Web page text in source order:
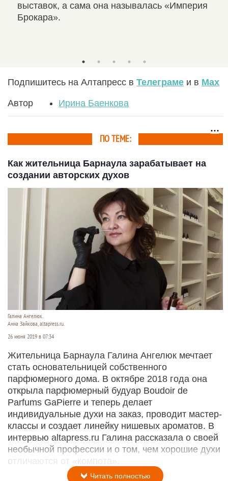
выставок, а сама она называлась «Империя
Брокара».
Подпишитесь на Алтапресс в Телеграме и в Max
Автор Ирина Баенкова
ПО ТЕМЕ:
Как жительница Барнаула зарабатывает на
создании авторских духов
Галина Ангелюк.
Анна Зайкова, altapress.ru.
26 июня 2019 в 07:34
Жительница Барнаула Галина Ангелюк мечтает
стать основательницей собственного
парфюмерного дома. В октябре 2018 года она
открыла парфюмерный будуар Boudoir de
Parfums GaPierre и теперь делает
индивидуальные духи на заказ, проводит мастер-
классы и создает линейку нишевых ароматов. В
интервью altapress.ru Галина рассказала о своей
необычной профессии и о том, чем хорошие духи
отличаются от «компота».
Читать полностью